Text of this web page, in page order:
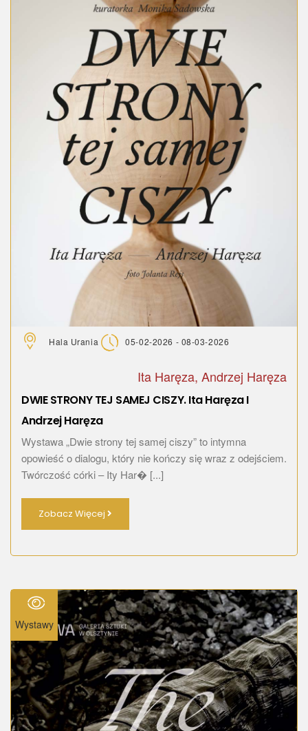
Hala Urania 05-02-2026 - 08-03-2026
Ita Haręza, Andrzej Haręza
DWIE STRONY TEJ SAMEJ CISZY. Ita Haręza I
Andrzej Haręza
Wystawa „Dwie strony tej samej ciszy” to intymna
opowieść o dialogu, który nie kończy się wraz z odejściem.
Twórczość córki – Ity Har� [...]
Zobacz Więcej
Wystawy